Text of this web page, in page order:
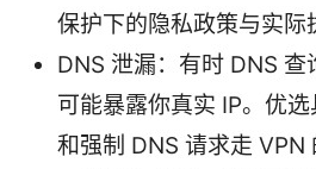
保护下的隐私政策与实际
DNS 泄漏：有时 DNS 查
可能暴露你真实 IP。优
和强制 DNS 请求走 VPN